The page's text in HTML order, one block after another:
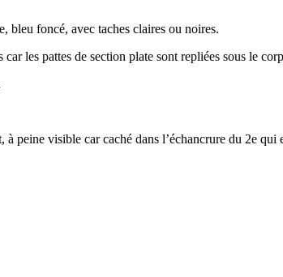
bleu foncé, avec taches claires ou noires.
les pattes de section plate sont repliées sous le
peine visible car caché dans l’échancrure du 2e